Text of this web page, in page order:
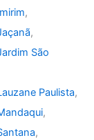
,
,
São
Paulista,
,
,